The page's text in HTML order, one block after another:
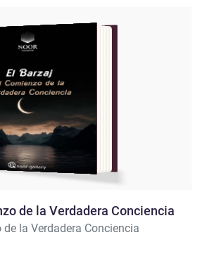
de la Verdadera Conciencia
la Verdadera Conciencia